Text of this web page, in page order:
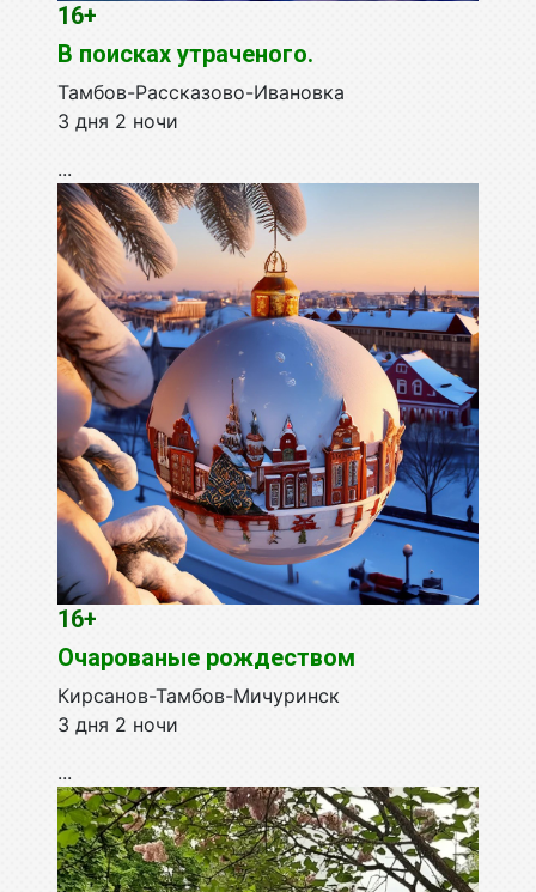
16+
В поисках утраченого.
Тамбов-Рассказово-Ивановка
3 дня 2 ночи
...
16+
Очарованые рождеством
Кирсанов-Тамбов-Мичуринск
3 дня 2 ночи
...